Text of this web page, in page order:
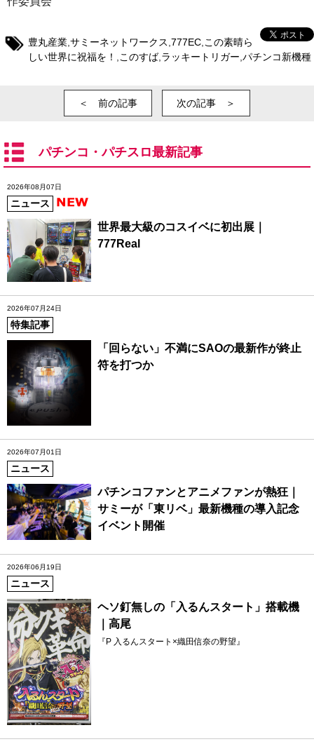
豊丸産業 サミーネットワークス 777EC この素晴ら
しい世界に祝福を！
このすば, ラッキートリガー パチンコ新機種
＜ 前の記事 次の記事 ＞
パチンコ・パチスロ最新記事
2026年08月07日
ニュース
世界最大級のコスイベに初出展｜
777Real
2026年07月24日
特集記事
「回らない」不満にSAOの最新作が終止
符を打つか
2026年07月01日
ニュース
パチンコファンとアニメファンが熱狂｜
サミーが「東リベ」最新機種の導入記念
イベント開催
2026年06月19日
ニュース
ヘソ釘無しの「入るんスタート」搭載機
｜高尾
『P 入るんスタート×織田信奈の野望』